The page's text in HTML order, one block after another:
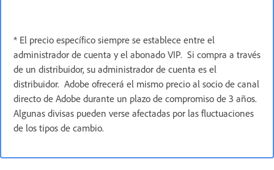
* El precio específico siempre se establece entre el
administrador de cuenta y el abonado VIP. Si compra a través
de un distribuidor, su administrador de cuenta es el
distribuidor. Adobe ofrecerá el mismo precio al socio de canal
directo de Adobe durante un plazo de compromiso de 3 años.
Algunas divisas pueden verse afectadas por las fluctuaciones
de los tipos de cambio.